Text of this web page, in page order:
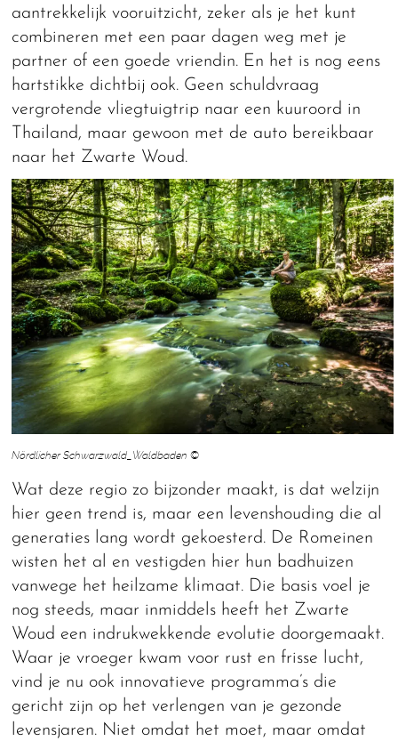
aantrekkelijk vooruitzicht, zeker als je het kunt
combineren met een paar dagen weg met je
partner of een goede vriendin. En het is nog eens
hartstikke dichtbij ook. Geen schuldvraag
vergrotende vliegtuigtrip naar een kuuroord in
Thailand, maar gewoon met de auto bereikbaar
naar het Zwarte Woud.
Nördlicher Schwarzwald_Waldbaden ©
Wat deze regio zo bijzonder maakt, is dat welzijn
hier geen trend is, maar een levenshouding die al
generaties lang wordt gekoesterd. De Romeinen
wisten het al en vestigden hier hun badhuizen
vanwege het heilzame klimaat. Die basis voel je
nog steeds, maar inmiddels heeft het Zwarte
Woud een indrukwekkende evolutie doorgemaakt.
Waar je vroeger kwam voor rust en frisse lucht,
vind je nu ook innovatieve programma’s die
gericht zijn op het verlengen van je gezonde
levensjaren. Niet omdat het moet, maar omdat